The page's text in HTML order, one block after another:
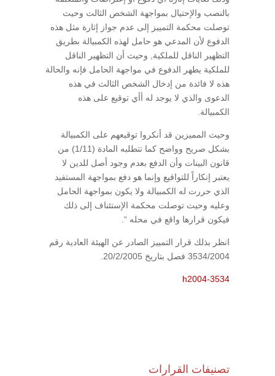
بالنصب والإحتيال بمواجهة الشخص الثالث وحيث
توصلت محكمة التمييز إلى عدم جواز إثارة مثل هذه
الدفوع لأن المدعي هو حامل لهذه الكمبيالة بطريق
التظهير الناقل للملكية, وحيث أن التظهير الناقل
للملكية يطهر الدفوع في مواجهة الحامل فإنه والحالة
هذه لا فائدة من إدخال الشخص الثالث في هذه
الدعوى والذي لا يوجد له أأي توقيع على هذه
الكمبيالة.
وحيث المميزين قد أنكروا توقيعهم على الكمبيالة
بشكل صريح وواضح كما تتطلبه المادة (1/11) من
قانون البينات وأن الدفع بعدم وجود أصل للدين لا
يعتبر إنكاراً للتواقيع وإنما هو دفع بمواجهة المستفيد
الذي حررت له الكمبيالة ولا يكون بمواجهة الحامل
وعليه وحيث توصلت محكمة الإستئناف إلى ذلك
فيكون قرارها واقع في محله “.
انظر بذلك قرار التمييز الصادر عن الهيئة العادية رقم
3534/2004 فصل بتاريخ 20/2/2005.
h2004-3534
تصنيفات القرارات